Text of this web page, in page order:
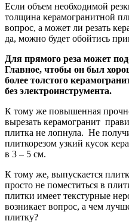
Если объем необходимой
толщина керамогранитной
вопрос, а может ли резать
да, можно будет обойтись
Для прямого реза может
Главное, чтобы он был
более толстого
без электроинструмента.
К тому же повышенная
вырезать керамогранит
плитка не лопнула. Не
плиткорезом узкий кусок
в 3 – 5 см.
К тому же, выпускается
просто не поместиться в
плитки имеет текстурные
возникает вопрос, а чем
плитку?